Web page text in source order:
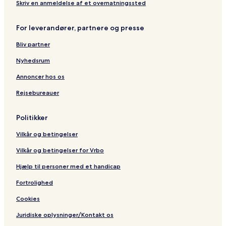
o
c
h
i
o
Skriv en anmeldelse af et overnatningssted
For leverandører, partnere og presse
Bliv partner
Nyhedsrum
Annoncer hos os
Rejsebureauer
Politikker
Vilkår og betingelser
Vilkår og betingelser for Vrbo
Hjælp til personer med et handicap
Fortrolighed
Cookies
Juridiske oplysninger/Kontakt os